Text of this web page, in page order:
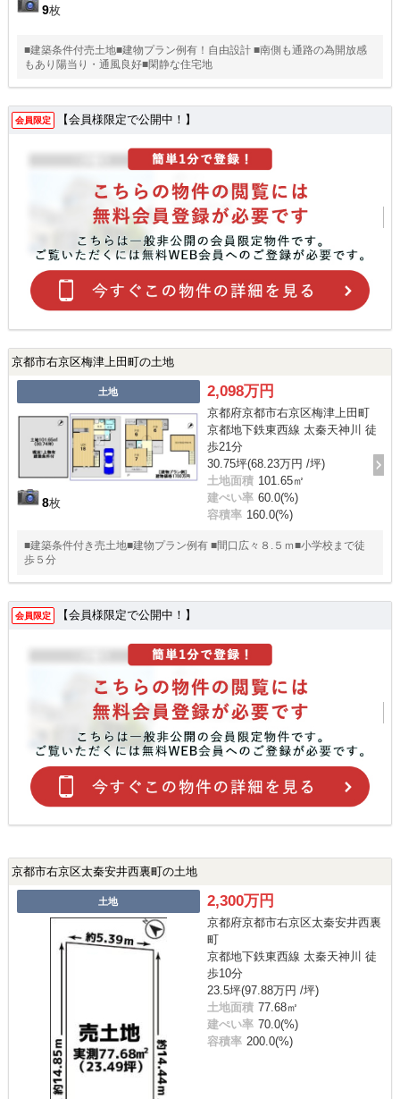
9枚
■建築条件付売土地■建物プラン例有！自由設計 ■南側も通路の為開放感
もあり陽当り・通風良好■閑静な住宅地
会員限定 【会員様限定で公開中！】
京都市右京区梅津上田町の土地
土地
8枚
2,098万円
京都府京都市右京区梅津上田町
京都地下鉄東西線 太秦天神川 徒
歩21分
30.75坪(68.23万円 /坪)
土地面積 101.65㎡
建ぺい率 60.0(%)
容積率 160.0(%)
■建築条件付き売土地■建物プラン例有 ■間口広々８.５ｍ■小学校まで徒
歩５分
会員限定 【会員様限定で公開中！】
京都市右京区太秦安井西裏町の土地
土地 2,300万円
京都府京都市右京区太秦安井西裏
町
京都地下鉄東西線 太秦天神川 徒
歩10分
23.5坪(97.88万円 /坪)
土地面積 77.68㎡
建ぺい率 70.0(%)
容積率 200.0(%)